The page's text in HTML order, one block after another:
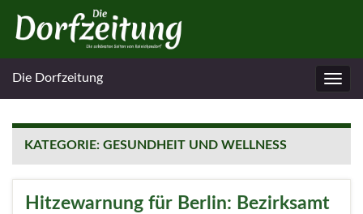
Die Dorfzeitung
KATEGORIE: GESUNDHEIT UND WELLNESS
Hitzewarnung für Berlin: Bezirksamt